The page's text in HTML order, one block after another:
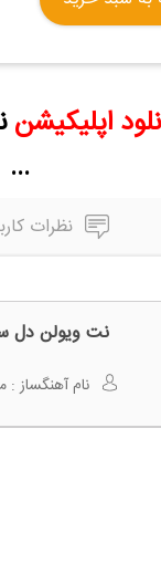
اپلیکیشن
...
نظرات
نت ویولن دل
نام آهنگساز :